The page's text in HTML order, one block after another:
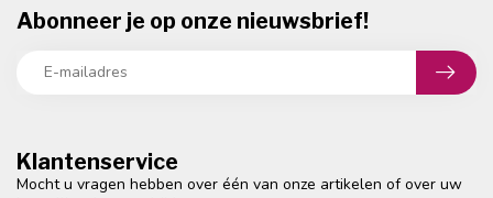
Klantenservice
Mocht u vragen hebben over één van onze artikelen of over uw
Abonneer je op onze nieuwsbrief!